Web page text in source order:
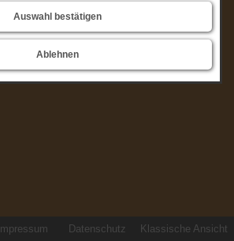
Auswahl bestätigen
Ablehnen
Impressum Datenschutz Klassische Ansicht